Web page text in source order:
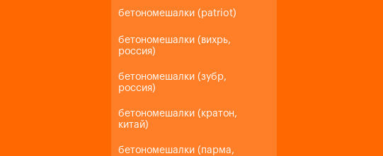
бетономешалки (patriot)
бетономешалки (вихрь,
россия)
бетономешалки (зубр,
россия)
бетономешалки (кратон,
китай)
бетономешалки (парма,